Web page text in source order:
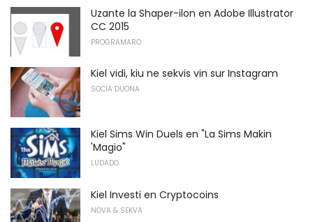
Uzante la Shaper-ilon en Adobe Illustrator
CC 2015
PROGRAMARO
Kiel vidi, kiu ne sekvis vin sur Instagram
SOCIA DUONA
Kiel Sims Win Duels en "La Sims Makin
'Magio"
LUDADO
Kiel Investi en Cryptocoins
NOVA & SEKVA